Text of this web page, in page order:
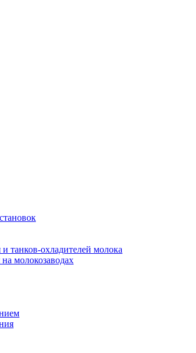
танков-охладителей молока
молокозаводах